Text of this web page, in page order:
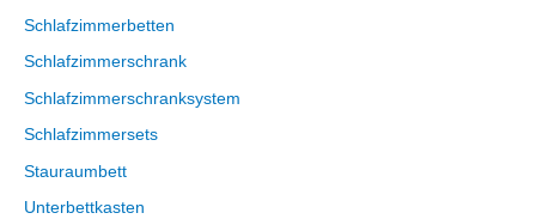
Schlafzimmerbetten
Schlafzimmerschrank
Schlafzimmerschranksystem
Schlafzimmersets
Stauraumbett
Unterbettkasten